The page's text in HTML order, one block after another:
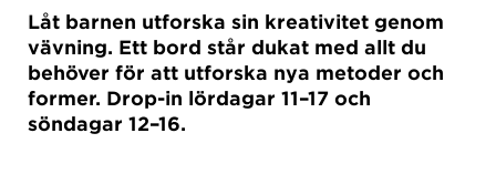
Låt barnen utforska sin kreativitet genom
vävning. Ett bord står dukat med allt du
behöver för att utforska nya metoder och
former. Drop-in lördagar 11–17 och
söndagar 12–16.